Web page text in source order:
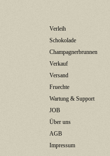
Verleih
Schokolade
Champagnerbrunnen
Verkauf
Versand
Fruechte
Wartung & Support
JOB
Über uns
AGB
Impressum